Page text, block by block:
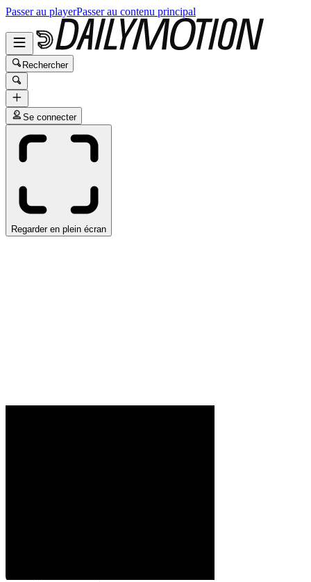
Passer au playerPasser au contenu principal
Rechercher
Se connecter
Regarder en plein écran